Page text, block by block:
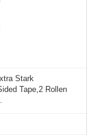
Stark
Tape,2 Rollen